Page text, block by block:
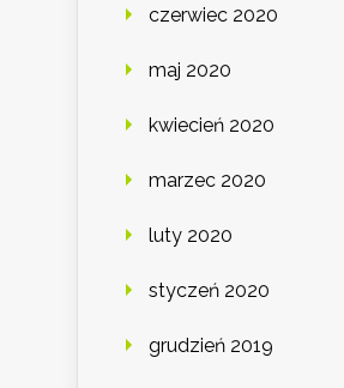
czerwiec 2020
maj 2020
kwiecień 2020
marzec 2020
luty 2020
styczeń 2020
grudzień 2019